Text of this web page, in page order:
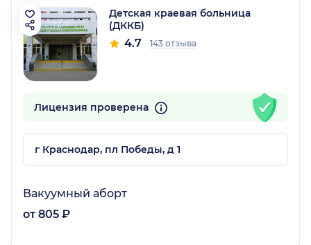
Детская краевая больница
(ДККБ)
4.7 143 отзыва
Лицензия проверена
г Краснодар, пл Победы, д 1
Вакуумный аборт
от 805 ₽